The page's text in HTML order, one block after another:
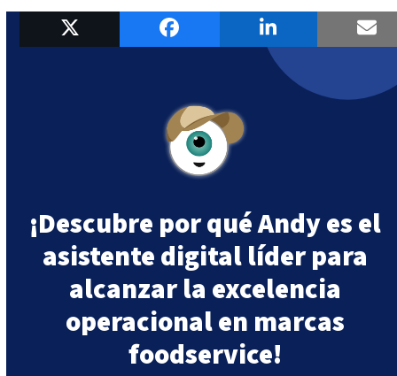
¡Descubre por qué Andy es el
asistente digital líder para
alcanzar la excelencia
operacional en marcas
foodservice!